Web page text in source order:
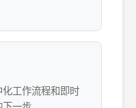
工作流程和即时